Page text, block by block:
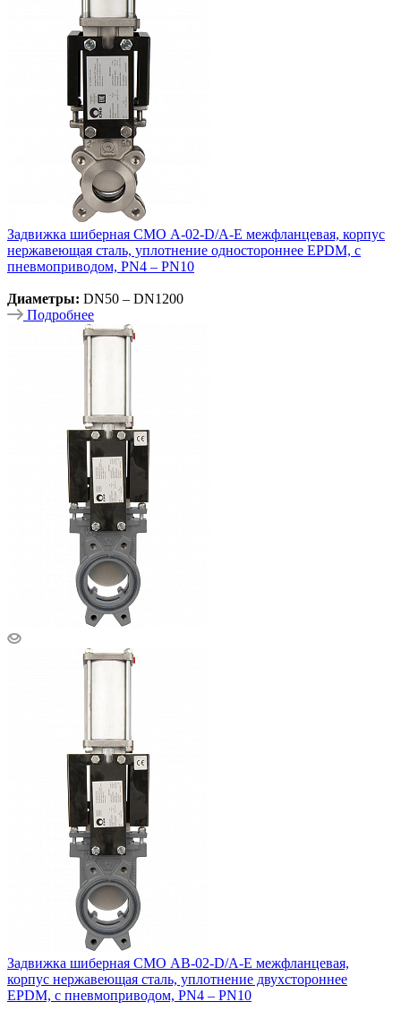
Задвижка шиберная СМО A-02-D/A-E межфланцевая, корпус
нержавеющая сталь, уплотнение одностороннее EPDM, с
пневмоприводом, PN4 – PN10
Диаметры: DN50 – DN1200
Подробнее
Задвижка шиберная СМО AB-02-D/A-E межфланцевая,
корпус нержавеющая сталь, уплотнение двухстороннее
EPDM, с пневмоприводом, PN4 – PN10